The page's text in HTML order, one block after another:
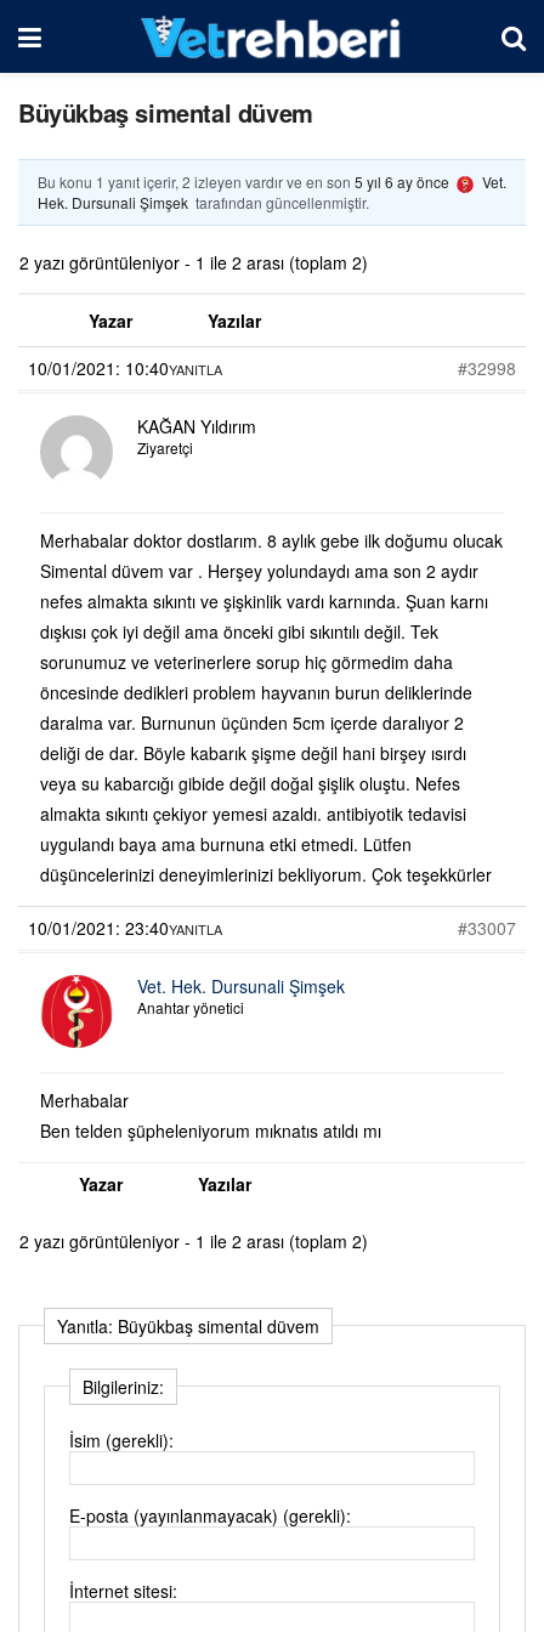
Büyükbaş simental düvem
Bu konu 1 yanıt içerir, 2 izleyen vardır ve en son 5 yıl 6 ay önce
Vet.
Hek. Dursunali Şimşek tarafından güncellenmiştir.
2 yazı görüntüleniyor - 1 ile 2 arası (toplam 2)
Yazar
Yazılar
10/01/2021: 10:40
#32998
YANITLA
KAĞAN Yıldırım
Ziyaretçi
Merhabalar doktor dostlarım. 8 aylık gebe ilk doğumu olucak
Simental düvem var . Herşey yolundaydı ama son 2 aydır
nefes almakta sıkıntı ve şişkinlik vardı karnında. Şuan karnı
dışkısı çok iyi değil ama önceki gibi sıkıntılı değil. Tek
sorunumuz ve veterinerlere sorup hiç görmedim daha
öncesinde dedikleri problem hayvanın burun deliklerinde
daralma var. Burnunun üçünden 5cm içerde daralıyor 2
deliği de dar. Böyle kabarık şişme değil hani birşey ısırdı
veya su kabarcığı gibide değil doğal şişlik oluştu. Nefes
almakta sıkıntı çekiyor yemesi azaldı. antibiyotik tedavisi
uygulandı baya ama burnuna etki etmedi. Lütfen
düşüncelerinizi deneyimlerinizi bekliyorum. Çok teşekkürler
10/01/2021: 23:40 #33007
YANITLA
Vet. Hek. Dursunali Şimşek
Anahtar yönetici
Merhabalar
Ben telden şüpheleniyorum mıknatıs atıldı mı
Yazar Yazılar
2 yazı görüntüleniyor - 1 ile 2 arası (toplam 2)
Yanıtla: Büyükbaş simental düvem
Bilgileriniz:
İsim (gerekli):
E-posta (yayınlanmayacak) (gerekli):
İnternet sitesi: